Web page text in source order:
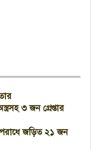
৩ জন গ্রেপ্তার
জড়িত ২১ জন